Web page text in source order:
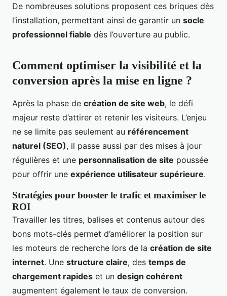
De nombreuses solutions proposent ces briques dès
l’installation, permettant ainsi de garantir un socle
professionnel fiable dès l’ouverture au public.
Comment optimiser la visibilité et la
conversion après la mise en ligne ?
Après la phase de création de site web, le défi
majeur reste d’attirer et retenir les visiteurs. L’enjeu
ne se limite pas seulement au référencement
naturel (SEO), il passe aussi par des mises à jour
régulières et une personnalisation de site poussée
pour offrir une expérience utilisateur supérieure.
Stratégies pour booster le trafic et maximiser le
ROI
Travailler les titres, balises et contenus autour des
bons mots-clés permet d’améliorer la position sur
les moteurs de recherche lors de la création de site
internet. Une structure claire, des temps de
chargement rapides et un design cohérent
augmentent également le taux de conversion.